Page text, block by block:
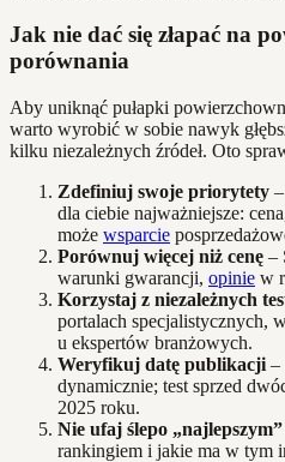
Jak nie dać się złapać na
porównania
Aby uniknąć pułapki
warto wyrobić w sobie nawyk
kilku niezależnych źródeł. Oto
Zdefiniuj swoje priorytety
dla ciebie najważniejsze:
może wsparcie
Porównuj więcej niż cenę –
warunki gwarancji, opinie w
Korzystaj z niezależnych
portalach specjalistycznych,
u ekspertów branżowych.
Weryfikuj datę publikacji –
dynamicznie; test sprzed
2025 roku.
Nie ufaj ślepo „najlepszym”
rankingiem i jakie ma w tym